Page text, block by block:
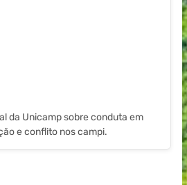
da Unicamp sobre conduta em
e conflito nos campi.